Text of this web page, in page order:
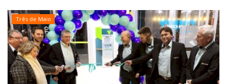
Três de Maio